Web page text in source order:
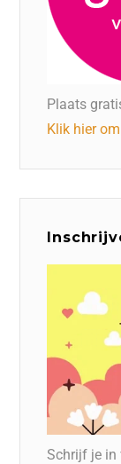
Plaats
Klik hier
Schrijf je in